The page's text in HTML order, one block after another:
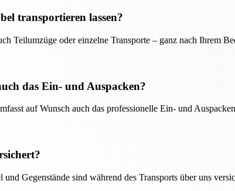
transportieren lassen?
Teilumzüge oder einzelne Transporte – ganz nach Ihrem
das Ein- und Auspacken?
auf Wunsch auch das professionelle Ein- und
Gegenstände sind während des Transports über uns